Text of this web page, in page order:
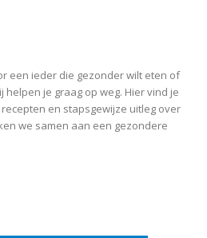
een ieder die gezonder wilt eten of
helpen je graag op weg. Hier vind je
en stapsgewijze uitleg over
we samen aan een gezondere